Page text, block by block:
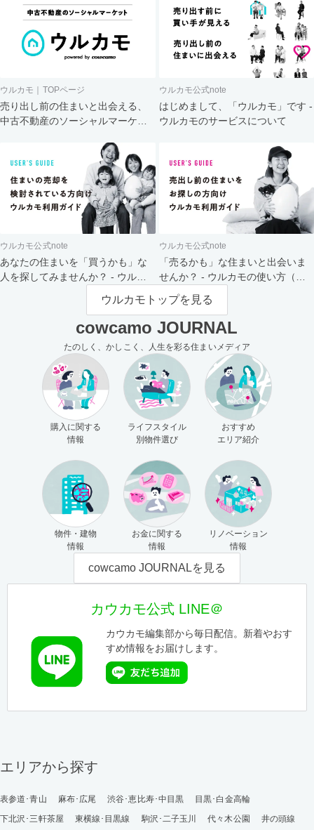
ウルカモ｜TOPページ
売り出し前の住まいと出会える、
中古不動産のソーシャルマーケッ
ウルカモ公式note
はじめまして、「ウルカモ」です -
ウルカモのサービスについて
ウルカモ公式note
あなたの住まいを「買うかも」な
人を探してみませんか？ - ウルカ
ウルカモ公式note
「売るかも」な住まいと出会いま
せんか？ - ウルカモの使い方（買
主さま向け）
ウルカモトップを見る
cowcamo JOURNAL
たのしく、かしこく、人生を彩る住まいメディア
購入に関する
情報
ライフスタイル
別物件選び
おすすめ
エリア紹介
物件・建物
情報
お金に関する
情報
リノベーション
情報
cowcamo JOURNALを見る
カウカモ公式 LINE＠
カウカモ編集部から毎日配信。新着やおす
すめ情報をお届けします。
エリアから探す
表参道･青山 麻布･広尾 渋谷･恵比寿･中目黒
目黒･白金高輪
下北沢･三軒茶屋
東横線･目黒線 駒沢･二子玉川 代々木公園
井の頭線